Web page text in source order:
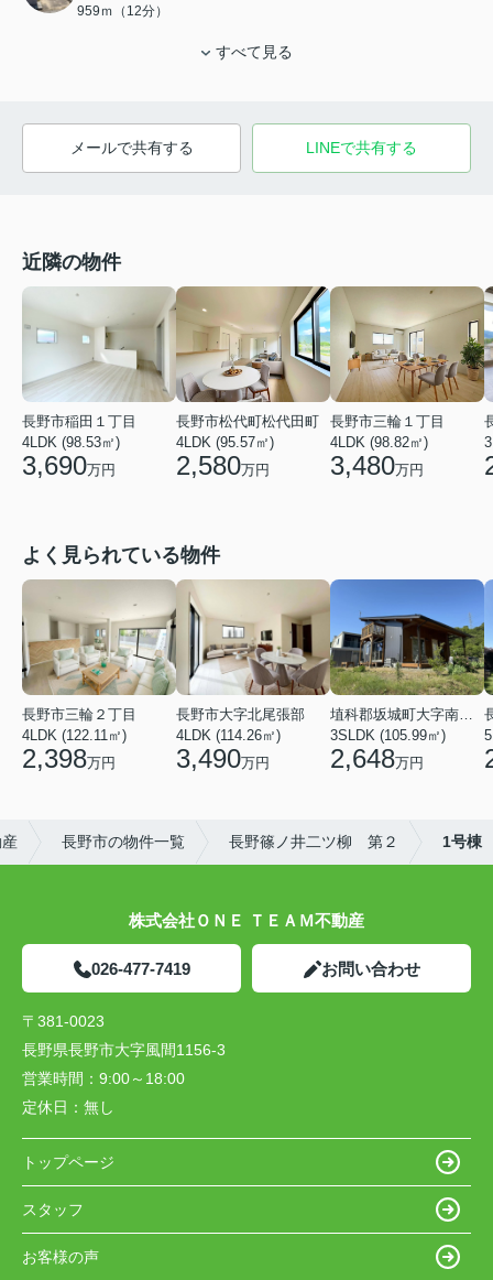
959ｍ（12分）
すべて見る
メールで共有する LINEで共有する
近隣の物件
長野市稲田１丁目
4LDK (98.53㎡)
3,690万円
長野市松代町松代田町
4LDK (95.57㎡)
2,580万円
長野市三輪１丁目
4LDK (98.82㎡)
3,480万円
よく見られている物件
長野市三輪２丁目
4LDK (122.11㎡)
2,398万円
長野市大字北尾張部
4LDK (114.26㎡)
3,490万円
埴科郡坂城町大字南条鼠団地
3SLDK (105.99㎡)
2,648万円
長野市の物件一覧 長野篠ノ井二ツ柳 第２ 1号棟
株式会社ＯＮＥ ＴＥＡＭ不動産
026-477-7419 お問い合わせ
〒381-0023
長野県長野市大字風間1156-3
営業時間： 9:00～18:00
定休日： 無し
トップページ
スタッフ
お客様の声